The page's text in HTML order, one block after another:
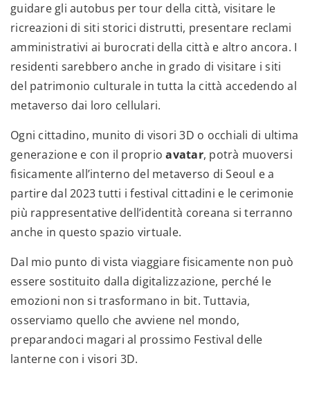
guidare gli autobus per tour della città, visitare le
ricreazioni di siti storici distrutti, presentare reclami
amministrativi ai burocrati della città e altro ancora. I
residenti sarebbero anche in grado di visitare i siti
del patrimonio culturale in tutta la città accedendo al
metaverso dai loro cellulari.
Ogni cittadino, munito di visori 3D o occhiali di ultima
generazione e con il proprioavatar, potrà muoversi
fisicamente all’interno del metaverso di Seoul e a
partire dal 2023 tutti i festival cittadini e le cerimonie
più rappresentative dell’identità coreana si terranno
anche in questo spazio virtuale.
Dal mio punto di vista viaggiare fisicamente non può
essere sostituito dalla digitalizzazione, perché le
emozioni non si trasformano in bit. Tuttavia,
osserviamo quello che avviene nel mondo,
preparandoci magari al prossimo Festival delle
lanterne con i visori 3D.